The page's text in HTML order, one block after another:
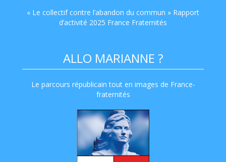
« Le collectif contre l’abandon du commun » Rapport
d’activité 2025 France Fraternités
ALLO MARIANNE ?
Le parcours républicain tout en images de France-
fraternités